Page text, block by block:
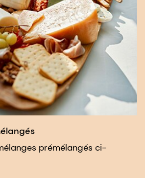
prémélangés ci-